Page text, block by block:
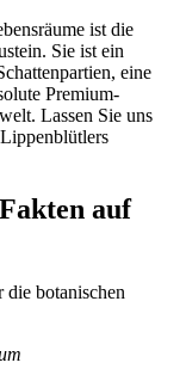
ist die
Sie ist ein
eine
Premium-
Lassen Sie uns
auf
botanischen